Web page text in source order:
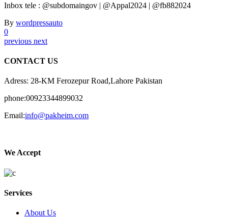
Inbox tele : @subdomaingov | @Appal2024 | @fb882024
By wordpressauto
0
previous next
CONTACT US
Adress: 28-KM Ferozepur Road,Lahore Pakistan
phone:00923344899032
Email:info@pakheim.com
We Accept
Services
About Us